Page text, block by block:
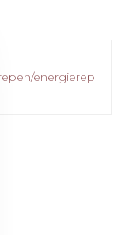
energierep